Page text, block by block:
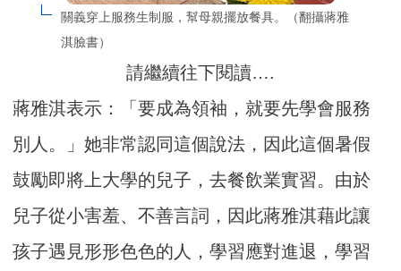
關義穿上服務生制服，幫母親擺放餐具。（翻攝蔣雅
淇臉書）
請繼續往下閱讀….
蔣雅淇表示：「要成為領袖，就要先學會服務
別人。」她非常認同這個說法，因此這個暑假
鼓勵即將上大學的兒子，去餐飲業實習。由於
兒子從小害羞、不善言詞，因此蔣雅淇藉此讓
孩子遇見形形色色的人，學習應對進退，學習